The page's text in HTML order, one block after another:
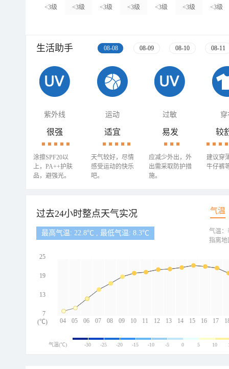
<3级 <3级 <3级 <3级 <3级 <3级 <3级
生活助手 08-08 08-09 08-10 08-11
紫外线 运动 过敏 穿
很强
涂擦SPF20以
上，PA++护肤
品，避强光。
适宜
天气较好，尽情
感受运动的快乐
吧。
易发
应减少外出，外
出需采取防护措
施。
较
建议穿
牛仔裤
过去24小时整点天气实况 气温
最高气温: 22.8℃ , 最低气温: 8.3℃
04 05 06 07 08 09 10 11 12 13 14 15 16 17
25
19
13
7
(℃)
气温：
指离地
气温(℃) -30 -25 -20 -15 -10 -5 0 5 10